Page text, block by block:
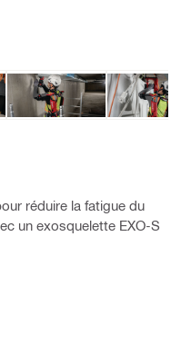
réduire la fatigue du
un exosquelette EXO-S